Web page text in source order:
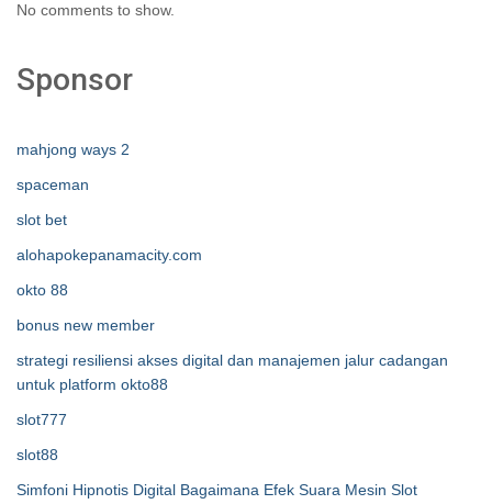
No comments to show.
Sponsor
mahjong ways 2
spaceman
slot bet
alohapokepanamacity.com
okto 88
bonus new member
strategi resiliensi akses digital dan manajemen jalur cadangan
untuk platform okto88
slot777
slot88
Simfoni Hipnotis Digital Bagaimana Efek Suara Mesin Slot